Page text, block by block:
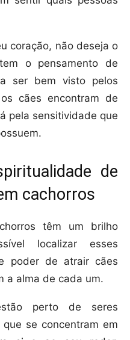
coração, não deseja o
o pensamento de
ser bem visto pelos
cães encontram de
pela sensitividade que
de
cachorros
têm um brilho
localizar esses
poder de atrair cães
a alma de cada um.
perto de seres
se concentram em